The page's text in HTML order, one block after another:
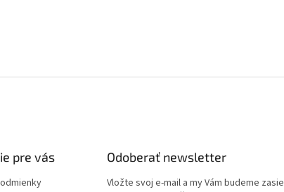
pre vás Odoberať newsletter
Vložte svoj e-mail a my Vám budeme